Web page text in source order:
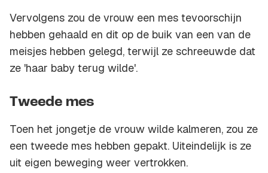
Vervolgens zou de vrouw een mes tevoorschijn
hebben gehaald en dit op de buik van een van de
meisjes hebben gelegd, terwijl ze schreeuwde dat
ze 'haar baby terug wilde'.
Tweede mes
Toen het jongetje de vrouw wilde kalmeren, zou ze
een tweede mes hebben gepakt. Uiteindelijk is ze
uit eigen beweging weer vertrokken.